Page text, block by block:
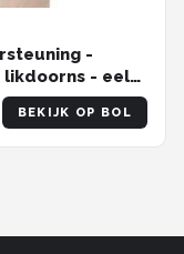
-
likdoorns - eelt
-
-
BEKIJK OP BOL